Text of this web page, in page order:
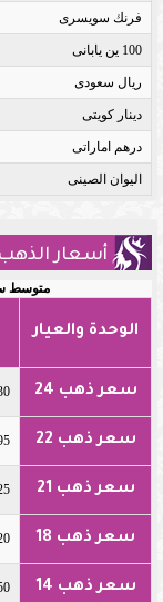
فرنك سويسرى
100 ين يابانى
ريال سعودى
دينار كويتى
درهم اماراتى
اليوان الصينى
أسعار الذهب
متوسط
الوحدة والعيار
سعر ذهب 24
سعر ذهب 22
سعر ذهب 21
سعر ذهب 18
سعر ذهب 14